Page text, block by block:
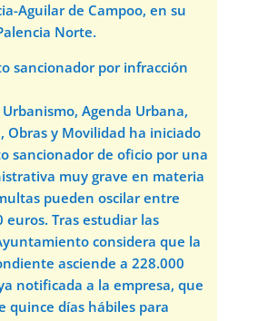
Aguilar de Campoo, en su
Norte.
sancionador por infracción
Agenda Urbana,
Obras y Movilidad ha iniciado
sancionador de oficio por una
muy grave en materia
pueden oscilar entre
euros. Tras estudiar las
considera que la
asciende a 228.000
notificada a la empresa, que
quince días hábiles para